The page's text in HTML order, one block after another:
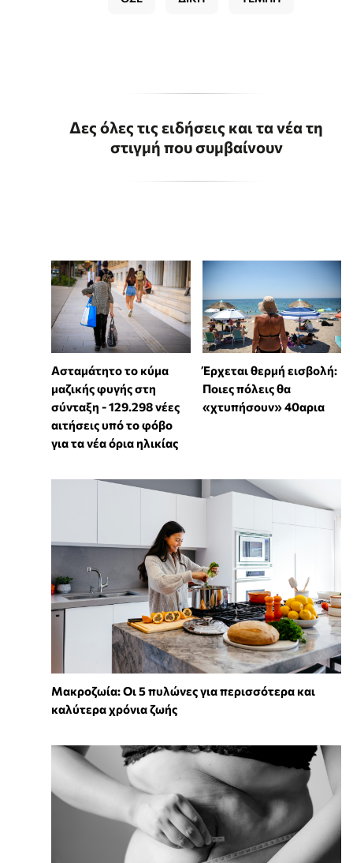
Δες όλες τις ειδήσεις και τα νέα τη
στιγμή που συμβαίνουν
Ασταμάτητο το κύμα
μαζικής φυγής στη
σύνταξη - 129.298 νέες
αιτήσεις υπό το φόβο
για τα νέα όρια ηλικίας
Έρχεται θερμή εισβολή:
Ποιες πόλεις θα
«χτυπήσουν» 40αρια
Mακροζωία: Οι 5 πυλώνες για περισσότερα και
καλύτερα χρόνια ζωής